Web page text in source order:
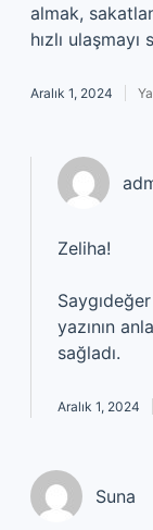
almak,
hızlı
Aralık 1, 2024
Zeliha!
yazının
sağladı.
Aralık 1, 2024
Suna